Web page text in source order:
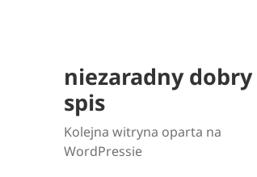
niezaradny dobry
spis
Kolejna witryna oparta na
WordPressie